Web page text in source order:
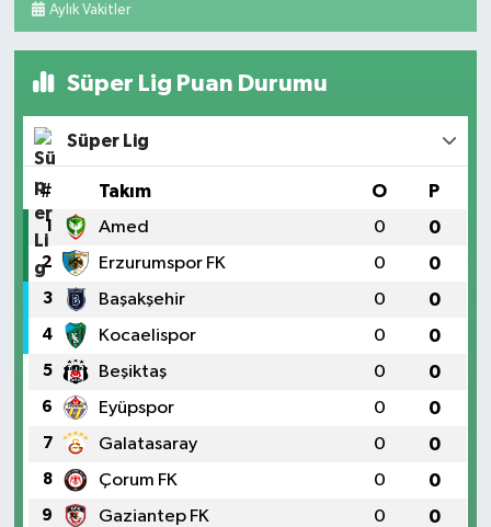
Aylık Vakitler
Süper Lig Puan Durumu
Süper Lig
# Takım O P
1 Amed 0 0
2 Erzurumspor FK 0 0
3 Başakşehir 0 0
4 Kocaelispor 0 0
5 Beşiktaş 0 0
6 Eyüpspor 0 0
7 Galatasaray 0 0
8 Çorum FK 0 0
9 Gaziantep FK 0 0